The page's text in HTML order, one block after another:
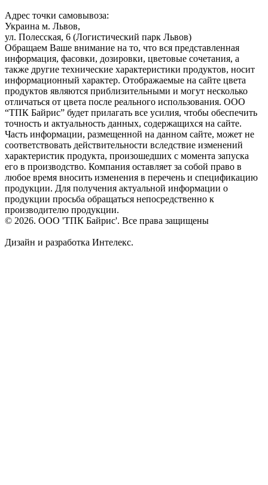
Адрес точки самовывоза:
Украина м. Львов,
ул. Полесская, 6 (Логистический парк Львов)
Обращаем Ваше внимание на то, что вся представленная
информация, фасовки, дозировки, цветовые сочетания, а
также другие технические характеристики продуктов, носит
информационный характер. Отображаемые на сайте цвета
продуктов являются приблизительными и могут несколько
отличаться от цвета после реального использования. ООО
“ТПК Байрис” будет прилагать все усилия, чтобы обеспечить
точность и актуальность данных, содержащихся на сайте.
Часть информации, размещенной на данном сайте, может не
соответствовать действительности вследствие изменений
характеристик продукта, произошедших с момента запуска
его в производство. Компания оставляет за собой право в
любое время вносить изменения в перечень и спецификацию
продукции. Для получения актуальной информации о
продукции просьба обращаться непосредственно к
производителю продукции.
© 2026. ООО 'ТПК Байрис'. Все права защищены
Дизайн и разработка Интелекс.